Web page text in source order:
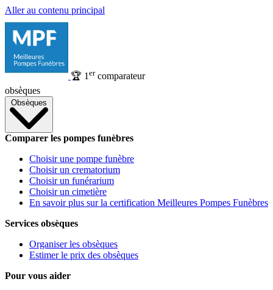
Aller au contenu principal
🏆 1 ercomparateur
obsèques
Obsèques
Comparer les pompes funèbres
Choisir une pompe funèbre
Choisir un crematorium
Choisir un funérarium
Choisir un cimetière
En savoir plus sur la certification Meilleures Pompes Funèbres
Services obsèques
Organiser les obsèques
Estimer le prix des obsèques
Pour vous aider